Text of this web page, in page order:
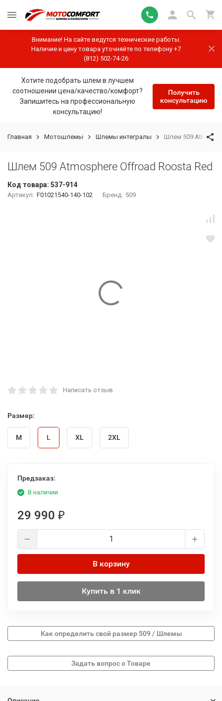
Внимание! На сайте ведутся технические работы.
Наличие и цену товара уточняйте по телефону +7
(812) 502-74-26
Хотите подобрать шлем в лучшем
соотношении цена/качество/комфорт?
Запишитесь на профессиональную
консультацию!
Получить
консультацию
Главная Мотошлемы Шлемы интегралы Шлем 509
Шлем 509 Atmosphere Offroad Roosta Red
Код товара: 537-914
Артикул: F01021540-140-102 Бренд: 509
Написать отзыв
Размер:
M L XL 2XL
Предзаказ:
В наличии
29 990 ₽
В корзину
Купить в 1 клик
Как определить свой размер 509 / Шлемы